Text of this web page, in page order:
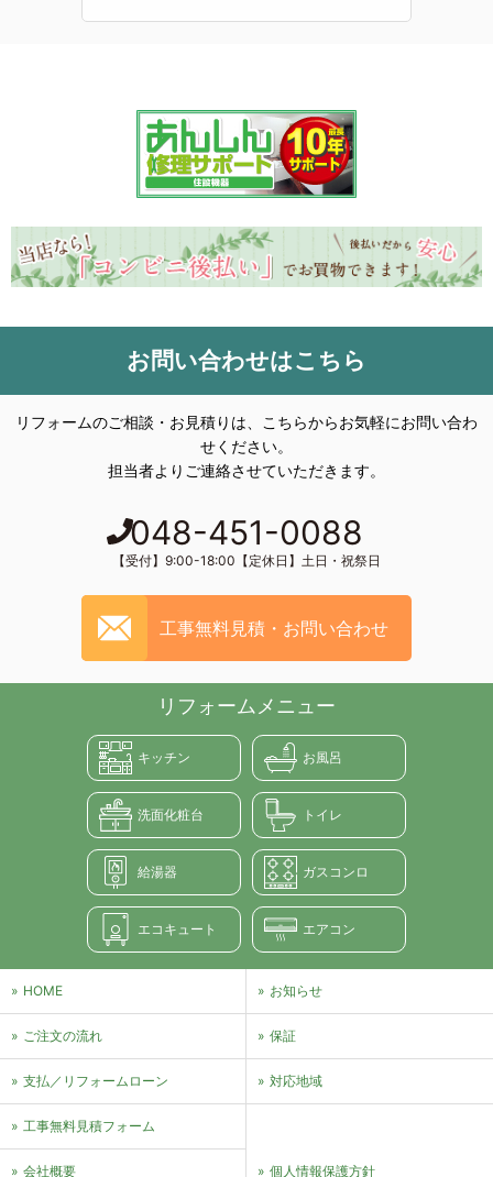
お問い合わせはこちら
リフォームのご相談・お見積りは、こちらからお気軽にお問い合わ
せください。
担当者よりご連絡させていただきます。
048-451-0088
【受付】9:00-18:00【定休日】土日・祝祭日
工事無料見積・お問い合わせ
リフォームメニュー
キッチン お風呂
洗面化粧台 トイレ
給湯器 ガスコンロ
エコキュート エアコン
HOME お知らせ
ご注文の流れ 保証
支払／リフォームローン 対応地域
⼯事無料⾒積フォーム
会社概要 個⼈情報保護⽅針